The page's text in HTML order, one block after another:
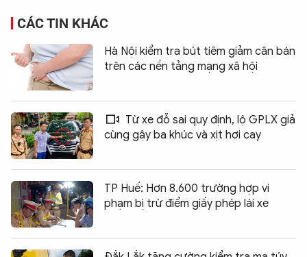
CÁC TIN KHÁC
Hà Nội kiểm tra bút tiêm giảm cân bán
trên các nền tảng mạng xã hội
Từ xe đỗ sai quy định, lộ GPLX giả
cùng gậy ba khúc và xịt hơi cay
TP Huế: Hơn 8.600 trường hợp vi
phạm bị trừ điểm giấy phép lái xe